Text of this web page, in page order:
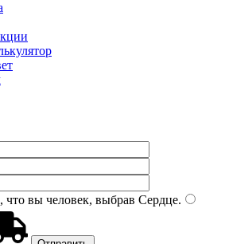
вы человек, выбрав Сердце.